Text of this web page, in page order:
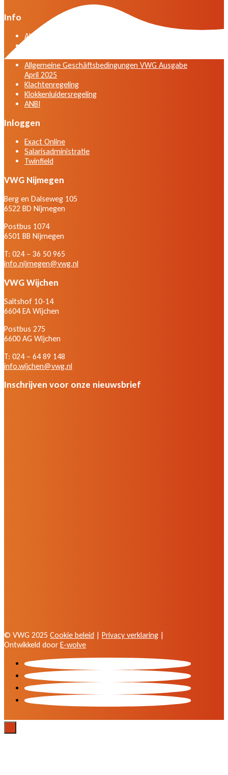
Info
Algemene voorwaarden VWG versie april 2025
Allgemeine Geschäftsbedingungen VWG Ausgabe
April 2025
Klachtenregeling
Klokkenluidersregeling
ANBI
Inloggen
Exact Online
Salarisadministratie
Twinfield
VWG Nijmegen
Berg en Dalseweg 105
6522 BD Nijmegen
Postbus 1074
6501 BB Nijmegen
T: 024 – 36 50 965
info.nijmegen@vwg.nl
VWG Wijchen
Saltshof 10-14
6604 EA Wijchen
Postbus 275
6600 AG Wijchen
T: 024 – 64 89 148
info.wijchen@vwg.nl
Inschrijven voor onze nieuwsbrief
© VWG 2025 Cookie beleid | Privacy verklaring |
Ontwikkeld door E-wolve